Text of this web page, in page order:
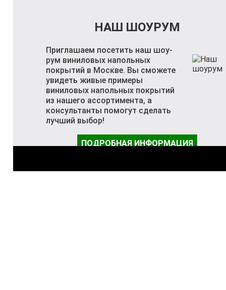
НАШ ШОУРУМ
Приглашаем посетить наш шоу-
рум виниловых напольных
покрытий в Москве. Вы сможете
увидеть живые примеры
виниловых напольных покрытий
из нашего ассортимента, а
консультанты помогут сделать
лучший выбор!
ПОДРОБНАЯ ИНФОРМАЦИЯ